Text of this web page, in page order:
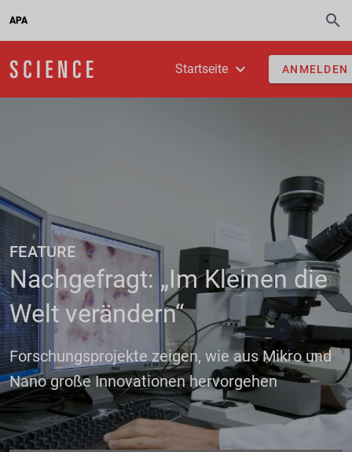
APA
Startseite ANMELDEN
FEATURE
Nachgefragt: „Im Kleinen die
Welt verändern“
Forschungsprojekte zeigen, wie aus Mikro und
Nano große Innovationen hervorgehen